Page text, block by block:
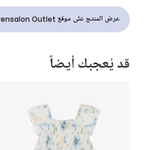
عرض المنتج على موقع Childrensalon Outlet
قد يُعجبك أيضاً